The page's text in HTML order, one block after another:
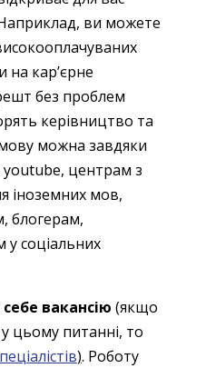
ви можете
на кар’єрне
без проблем
керівництво та
можна завдяки
youtube, центрам з
іноземних мов,
блогерам,
у соціальних
вакансію (якщо
цьому питанні, то
). Роботу